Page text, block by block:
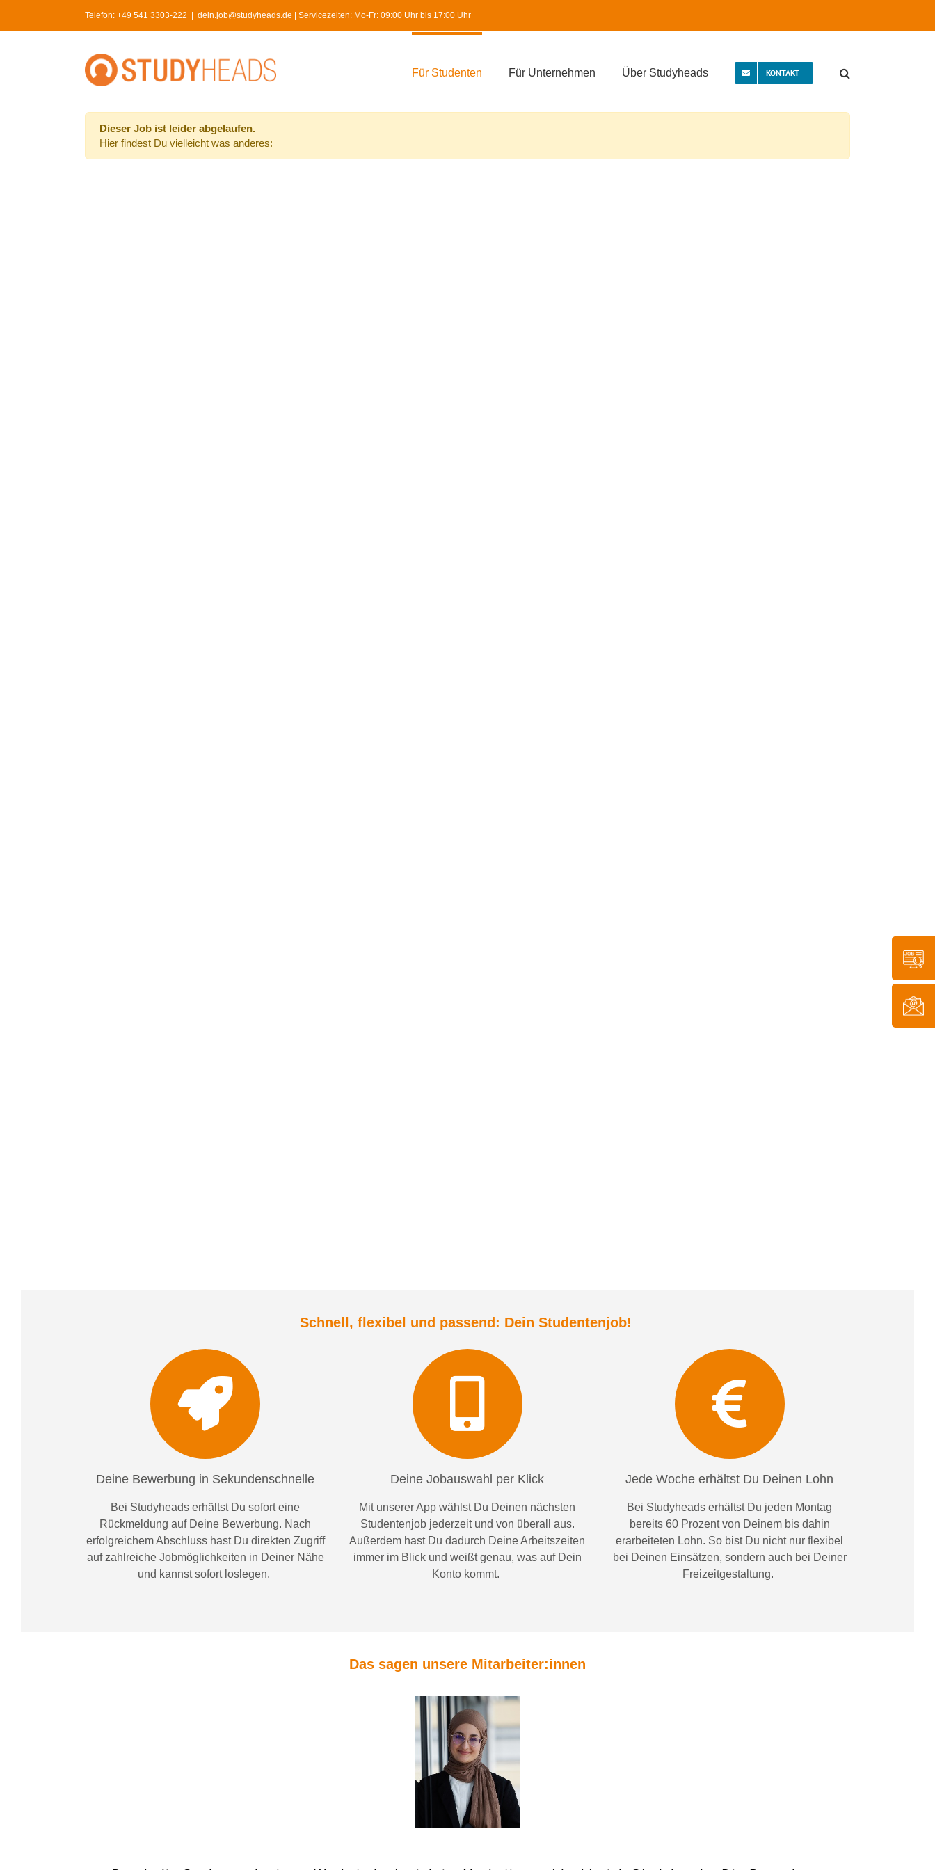
Telefon: +49 541 3303-222 dein.job@studyheads.de | Servicezeiten: Mo-Fr: 09:00 Uhr bis 17:00 Uhr
Für Studenten Für Unternehmen Über Studyheads KONTAKT
Dieser Job ist leider abgelaufen.
Hier findest Du vielleicht was anderes:
Schnell, flexibel und passend: Dein Studentenjob!
Deine Bewerbung in Sekundenschnelle
Bei Studyheads erhältst Du sofort eine
Rückmeldung auf Deine Bewerbung. Nach
erfolgreichem Abschluss hast Du direkten Zugriff
auf zahlreiche Jobmöglichkeiten in Deiner Nähe
und kannst sofort loslegen.
Deine Jobauswahl per Klick
Mit unserer App wählst Du Deinen nächsten
Studentenjob jederzeit und von überall aus.
Außerdem hast Du dadurch Deine Arbeitszeiten
immer imBlick und weißtgenau, was auf Dein
Konto kommt.
Jede Woche erhältst Du Deinen Lohn
Bei Studyheads erhältst Du jeden Montag
bereits 60 Prozent von Deinem bis dahin
erarbeiteten Lohn. So bist Du nicht nur flexibel
bei Deinen Einsätzen, sondern auch bei Deiner
Freizeitgestaltung.
Das sagen unsere Mitarbeiter:innen